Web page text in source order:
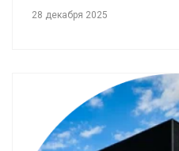
28 декабря 2025